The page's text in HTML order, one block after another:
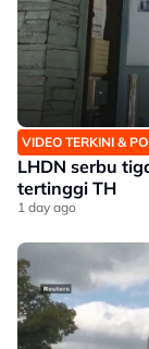
VIDEO TERKINI &
LHDN serbu
tertinggi TH
1 day ago